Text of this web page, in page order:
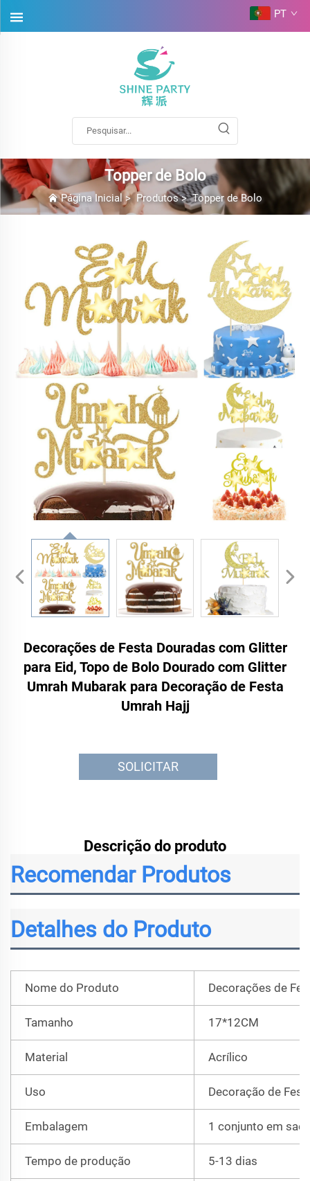
PT
Topper de Bolo
Página Inicial > Produtos>Topper de Bolo
Decorações de Festa Douradas com Glitter
para Eid, Topo de Bolo Dourado com Glitter
Umrah Mubarak para Decoração de Festa
Umrah Hajj
SOLICITAR
Descrição do produto
Recomendar Produtos
Detalhes do Produto
Nome do Produto Decorações de
Tamanho 17*12CM
Material Acrílico
Uso Decoração de
Embalagem 1 conjunto em
Tempo de produção 5-13 dias